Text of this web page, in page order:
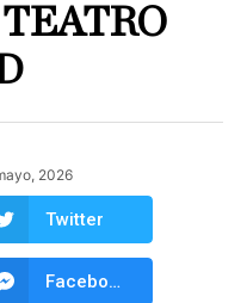
2026
Twitter
Facebook Messenger